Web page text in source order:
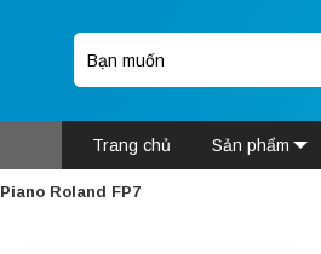
Trang chủ Sản phẩm
Piano Roland FP7